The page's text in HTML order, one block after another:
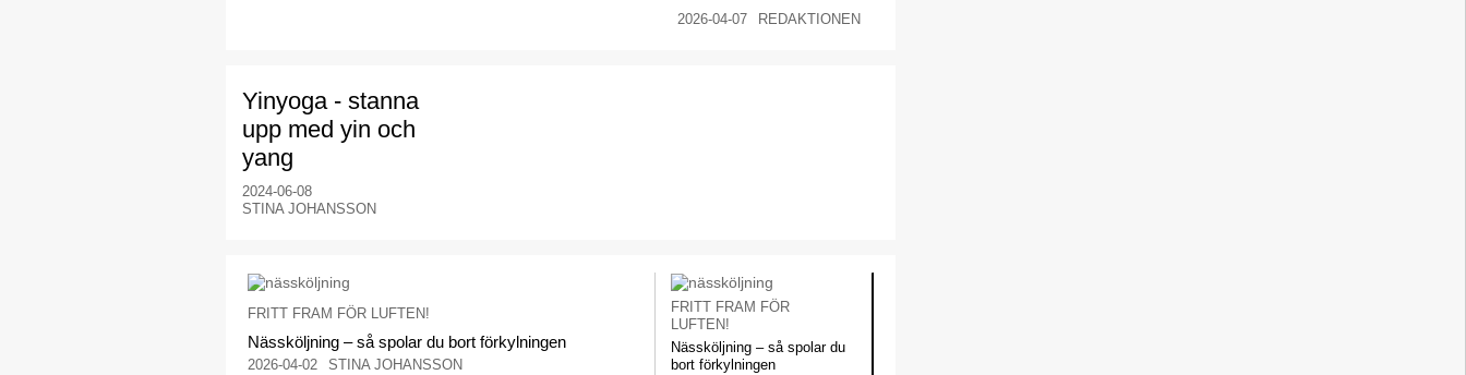
2026-04-07 REDAKTIONEN
Yinyoga - stanna
upp med yin och
yang
2024-06-08
STINA JOHANSSON
FRITT FRAM FÖR LUFTEN!
Nässköljning – så spolar du bort förkylningen
2026-04-02 STINA JOHANSSON
FRITT FRAM FÖR
LUFTEN!
Nässköljning – så spolar du
bort förkylningen